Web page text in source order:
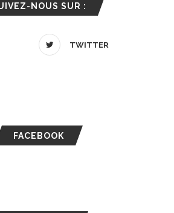
NOUS SUR :
TWITTER
FACEBOOK